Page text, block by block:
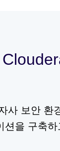
사 보안 환
션을 구축하